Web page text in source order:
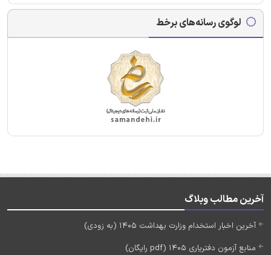
لوگوی رسانه‌های برخط
آخرین مطالب وبلاگ
آخرین اخبار استخدام وزارت بهداشت 1405 (به زودی)
منابع آزمون دفتریاری 1405 (pdf رایگان)